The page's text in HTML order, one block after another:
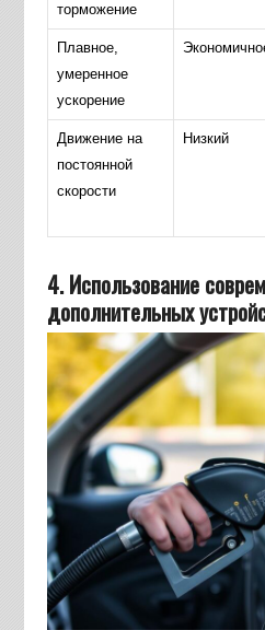
торможение
Плавное,
умеренное
ускорение
Движение на
постоянной
скорости
Низкий
4. Использование
дополнительных